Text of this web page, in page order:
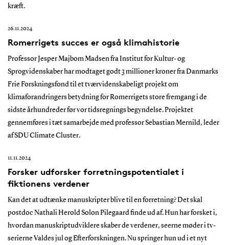
kræft.
26.11.2024
Romerrigets succes er også klimahistorie
Professor Jesper Majbom Madsen fra Institut for Kultur- og
Sprogvidenskaber har modtaget godt 3 millioner kroner fra Danmarks
Frie Forskningsfond til et tværvidenskabeligt projekt om
klimaforandringers betydning for Romerrigets store fremgang i de
sidste århundreder før vor tidsregnings begyndelse. Projektet
gennemføres i tæt samarbejde med professor Sebastian Mernild, leder
af SDU Climate Cluster.
11.11.2024
Forsker udforsker forretningspotentialet i
fiktionens verdener
Kan det at udtænke manuskripter blive til en forretning? Det skal
postdoc Nathali Herold Solon Pilegaard finde ud af. Hun har forsket i,
hvordan manuskriptudviklere skaber de verdener, seerne møder i tv-
serierne Valdes jul og Efterforskningen. Nu springer hun ud i et nyt